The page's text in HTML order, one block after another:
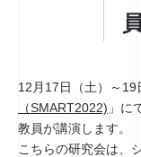
12月17日（土）～
（SMART2022) 」に
教員が講演します。
こちらの研究会は、